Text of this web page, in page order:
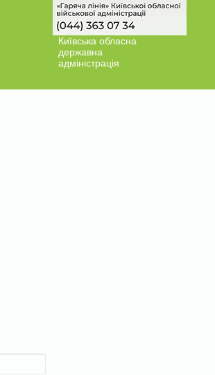
Київська обласна
державна
адміністрація